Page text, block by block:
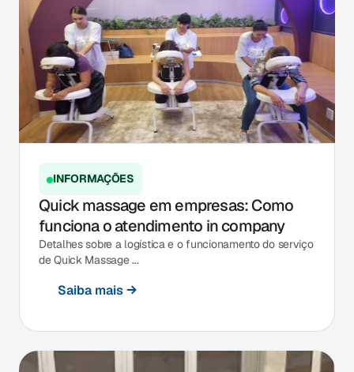
INFORMAÇÕES
Quick massage em empresas: Como
funciona o atendimento in company
Detalhes sobre a logística e o funcionamento do serviço
de Quick Massage ...
Saiba mais